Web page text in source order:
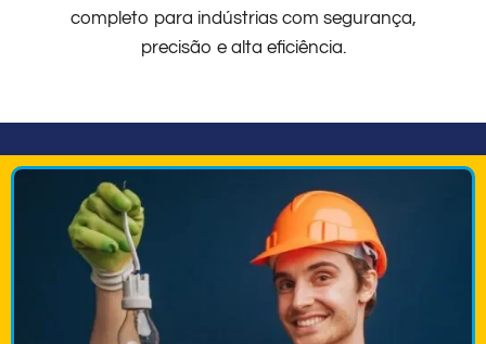
completo para indústrias com segurança,
precisão e alta eficiência.